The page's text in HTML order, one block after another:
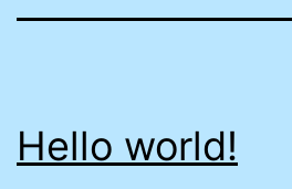
Hello world!